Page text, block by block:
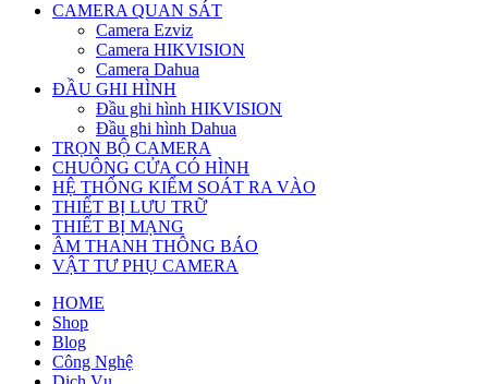
CAMERA QUAN SÁT
Camera Ezviz
Camera HIKVISION
Camera Dahua
ĐẦU GHI HÌNH
Đầu ghi hình HIKVISION
Đầu ghi hình Dahua
TRỌN BỘ CAMERA
CHUÔNG CỬA CÓ HÌNH
HỆ THỐNG KIỂM SOÁT RA VÀO
THIẾT BỊ LƯU TRỮ
THIẾT BỊ MẠNG
ÂM THANH THÔNG BÁO
VẬT TƯ PHỤ CAMERA
HOME
Shop
Blog
Công Nghệ